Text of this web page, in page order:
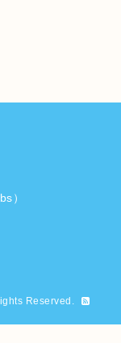
）
Reserved.